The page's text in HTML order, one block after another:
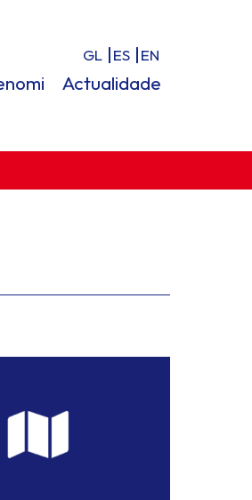
GL ES EN
Actualidade